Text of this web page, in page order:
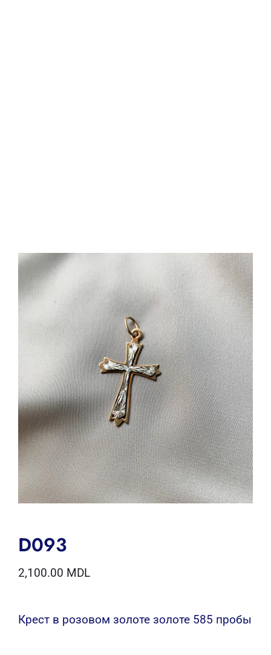
D093
2,100.00 MDL
Крест в розовом золоте золоте 585 пробы